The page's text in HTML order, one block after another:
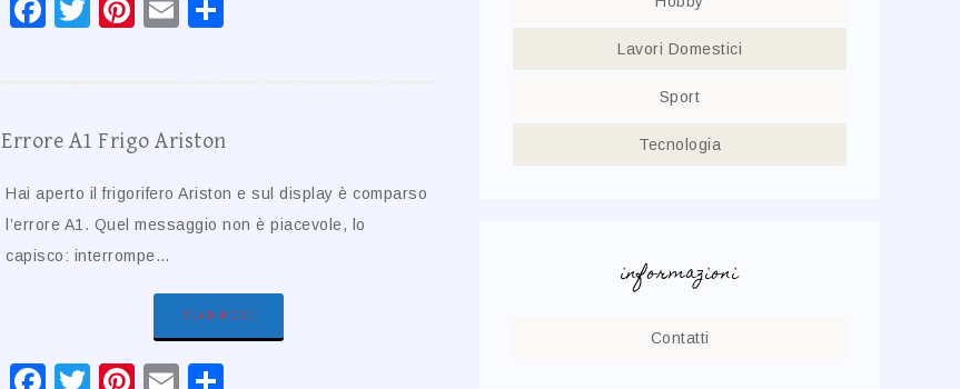
Facebook
Twitter
Pinterest
Email
Errore A1 Frigo Ariston​​
Hai aperto il frigorifero Ariston e sul display è comparso
l’errore A1. Quel messaggio non è piacevole, lo
capisco: interrompe…
READ MORE
Lavori Domestici
Sport
Tecnologia
informazioni
Contatti